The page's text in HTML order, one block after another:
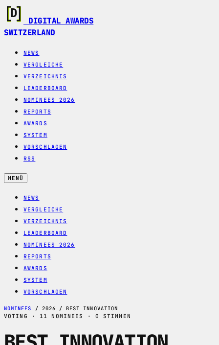
DIGITAL AWARDS
SWITZERLAND
NEWS
VERGLEICHE
VERZEICHNIS
LEADERBOARD
NOMINEES 2026
REPORTS
AWARDS
SYSTEM
VORSCHLAGEN
RSS
MENÜ
NEWS
VERGLEICHE
VERZEICHNIS
LEADERBOARD
NOMINEES 2026
REPORTS
AWARDS
SYSTEM
VORSCHLAGEN
NOMINEES / 2026 / BEST INNOVATION
VOTING · 11 NOMINEES · 0 STIMMEN